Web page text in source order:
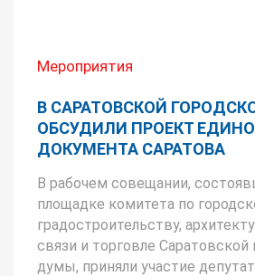
Мероприятия
В САРАТОВСКОЙ
ОБСУДИЛИ ПРОЕКТ
ДОКУМЕНТА САРАТОВА
В рабочем совещании,
площадке комитета по
градостроительству,
связи и торговле Саратовской
думы, приняли участие